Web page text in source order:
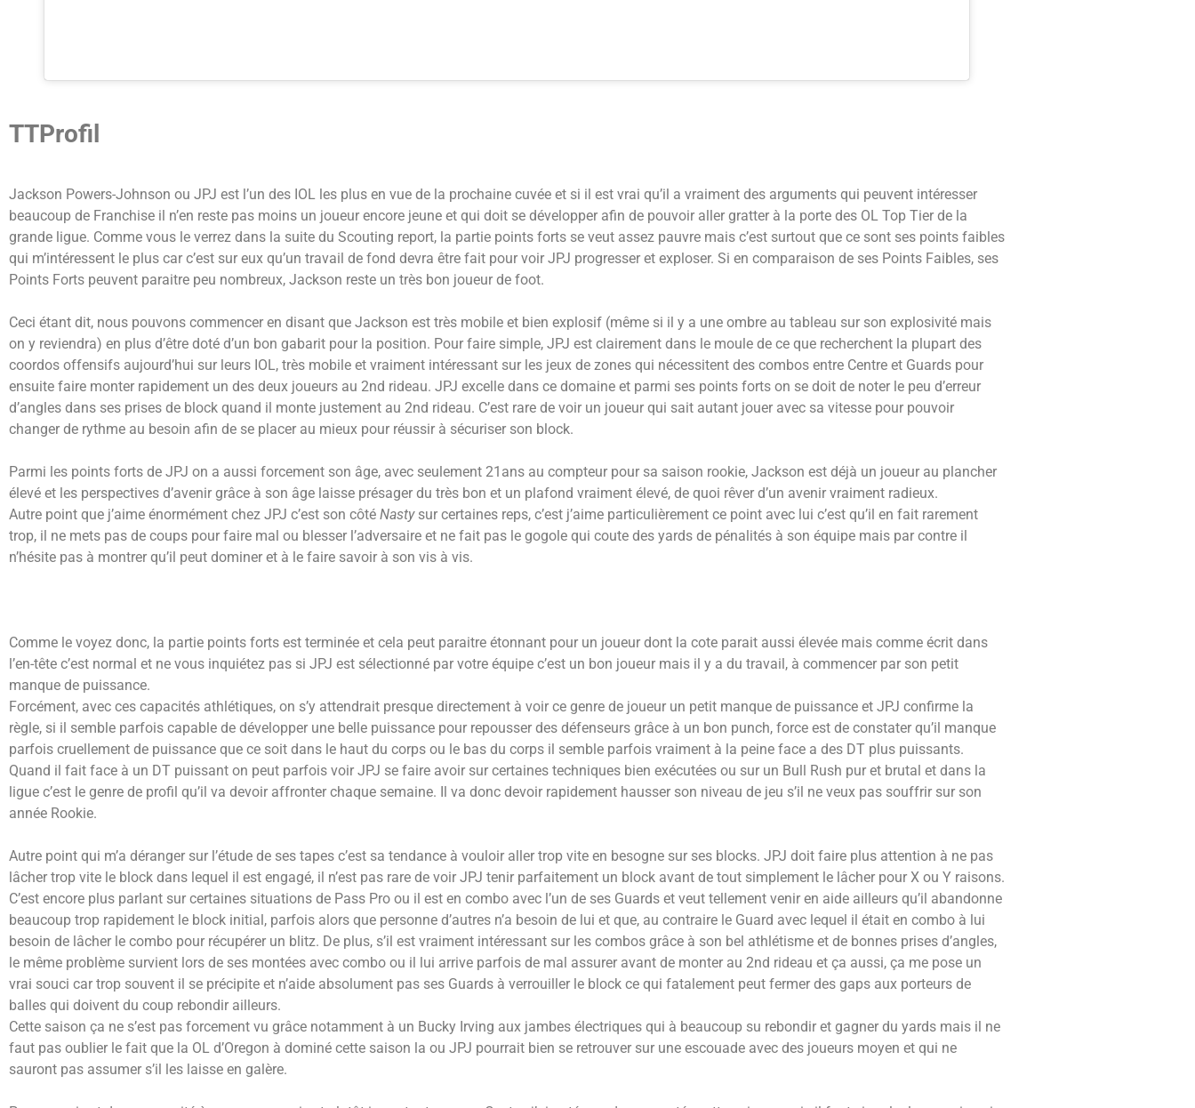
TTProfil
Jackson Powers-Johnson ou JPJ est l’un des IOL les plus en vue de la prochaine cuvée et si il est vrai qu’il a vraiment des arguments qui peuvent intéresser
beaucoup de Franchise il n’en reste pas moins un joueur encore jeune et qui doit se développer afin de pouvoir aller gratter à la porte des OL Top Tier de la
grande ligue. Comme vous le verrez dans la suite du Scouting report, la partie points forts se veut assez pauvre mais c’est surtout que ce sont ses points faibles
qui m’intéressent le plus car c’est sur eux qu’un travail de fond devra être fait pour voir JPJ progresser et exploser. Si en comparaison de ses Points Faibles, ses
Points Forts peuvent paraitre peu nombreux, Jackson reste un très bon joueur de foot.
Ceci étant dit, nous pouvons commencer en disant que Jackson est très mobile et bien explosif (même si il y a une ombre au tableau sur son explosivité mais
on y reviendra) en plus d’être doté d’un bon gabarit pour la position. Pour faire simple, JPJ est clairement dans le moule de ce que recherchent la plupart des
coordos offensifs aujourd’hui sur leurs IOL, très mobile et vraiment intéressant sur les jeux de zones qui nécessitent des combos entre Centre et Guards pour
ensuite faire monter rapidement un des deux joueurs au 2nd rideau. JPJ excelle dans ce domaine et parmi ses points forts on se doit de noter le peu d’erreur
d’angles dans ses prises de block quand il monte justement au 2nd rideau. C’est rare de voir un joueur qui sait autant jouer avec sa vitesse pour pouvoir
changer de rythme au besoin afin de se placer au mieux pour réussir à sécuriser son block.
Parmi les points forts de JPJ on a aussi forcement son âge, avec seulement 21ans au compteur pour sa saison rookie, Jackson est déjà un joueur au plancher
élevé et les perspectives d’avenir grâce à son âge laisse présager du très bon et un plafond vraiment élevé, de quoi rêver d’un avenir vraiment radieux.
Autre point que j’aime énormément chez JPJ c’est son côté Nastysur certaines reps, c’est j’aime particulièrement ce point avec lui c’est qu’il en fait rarement
trop, il ne mets pas de coups pour faire mal ou blesser l’adversaire et ne fait pas le gogole qui coute des yards de pénalités à son équipe mais par contre il
n’hésite pas à montrer qu’il peut dominer et à le faire savoir à son vis à vis.
Comme le voyez donc, la partie points forts est terminée et cela peut paraitre étonnant pour un joueur dont la cote parait aussi élevée mais comme écrit dans
l’en-tête c’est normal et ne vous inquiétez pas si JPJ est sélectionné par votre équipe c’est un bon joueur mais il y a du travail, à commencer par son petit
manque de puissance.
Forcément, avec ces capacités athlétiques, on s’y attendrait presque directement à voir ce genre de joueur un petit manque de puissance et JPJ confirme la
règle, si il semble parfois capable de développer une belle puissance pour repousser des défenseurs grâce à un bon punch, force est de constater qu’il manque
parfois cruellement de puissance que ce soit dans le haut du corps ou le bas du corps il semble parfois vraiment à la peine face a des DT plus puissants.
Quand il fait face à un DT puissant on peut parfois voir JPJ se faire avoir sur certaines techniques bien exécutées ou sur un Bull Rush pur et brutal et dans la
ligue c’est le genre de profil qu’il va devoir affronter chaque semaine. Il va donc devoir rapidement hausser son niveau de jeu s’il ne veux pas souffrir sur son
année Rookie.
Autre point qui m’a déranger sur l’étude de ses tapes c’est sa tendance à vouloir aller trop vite en besogne sur ses blocks. JPJ doit faire plus attention à ne pas
lâcher trop vite le block dans lequel il est engagé, il n’est pas rare de voir JPJ tenir parfaitement un block avant de tout simplement le lâcher pour X ou Y raisons.
C’est encore plus parlant sur certaines situations de Pass Pro ou il est en combo avec l’un de ses Guards et veut tellement venir en aide ailleurs qu’il abandonne
beaucoup trop rapidement le block initial, parfois alors que personne d’autres n’a besoin de lui et que, au contraire le Guard avec lequel il était en combo à lui
besoin de lâcher le combo pour récupérer un blitz. De plus, s’il est vraiment intéressant sur les combos grâce à son bel athlétisme et de bonnes prises d’angles,
le même problème survient lors de ses montées avec combo ou il lui arrive parfois de mal assurer avant de monter au 2nd rideau et ça aussi, ça me pose un
vrai souci car trop souvent il se précipite et n’aide absolument pas ses Guards à verrouiller le block ce qui fatalement peut fermer des gaps aux porteurs de
balles qui doivent du coup rebondir ailleurs.
Cette saison ça ne s’est pas forcement vu grâce notamment à un Bucky Irving aux jambes électriques qui à beaucoup su rebondir et gagner du yards mais il ne
faut pas oublier le fait que la OL d’Oregon à dominé cette saison la ou JPJ pourrait bien se retrouver sur une escouade avec des joueurs moyen et qui ne
sauront pas assumer s’il les laisse en galère.